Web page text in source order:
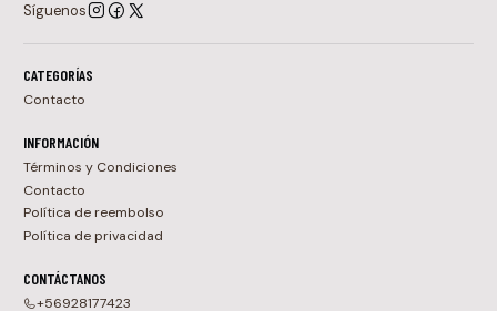
Síguenos
CATEGORÍAS
Contacto
INFORMACIÓN
Términos y Condiciones
Contacto
Política de reembolso
Política de privacidad
CONTÁCTANOS
+56928177423